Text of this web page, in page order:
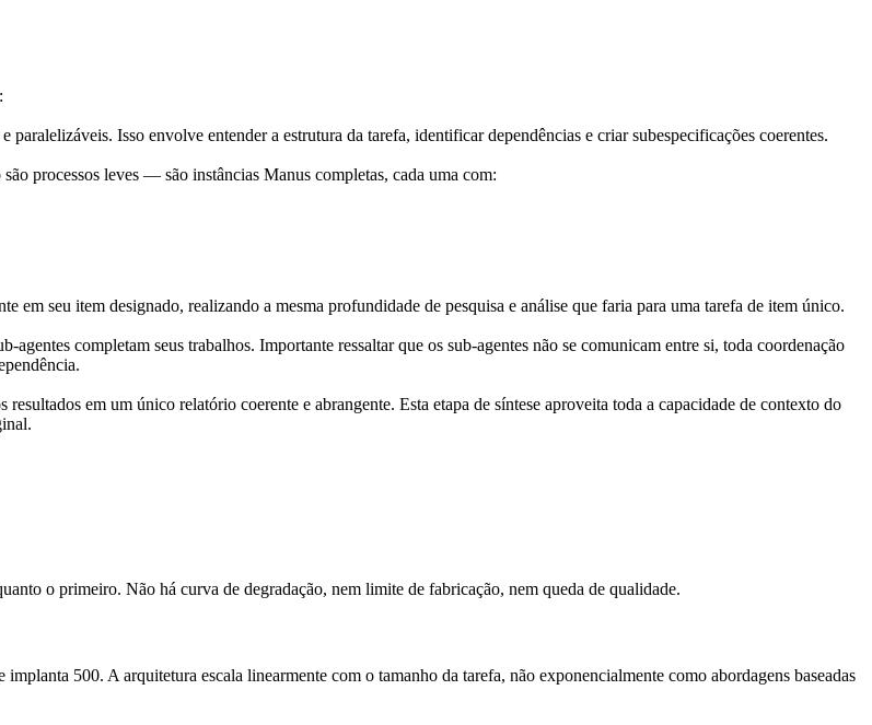
Isso envolve entender a estrutura da tarefa, identificar dependências e criar subespecificações coerentes.
processos leves — são instâncias Manus completas, cada uma com:
em seu item designado, realizando a mesma profundidade de pesquisa e análise que faria para uma tarefa de item único.
completam seus trabalhos. Importante ressaltar que os sub-agentes não se comunicam entre si, toda coordenação
em um único relatório coerente e abrangente. Esta etapa de síntese aproveita toda a capacidade de contexto do
o primeiro. Não há curva de degradação, nem limite de fabricação, nem queda de qualidade.
500. A arquitetura escala linearmente com o tamanho da tarefa, não exponencialmente como abordagens baseadas